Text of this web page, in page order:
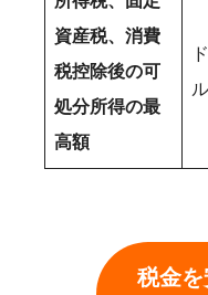
資産税、消費
税控除後の可
処分所得の最
高額
ド
税金